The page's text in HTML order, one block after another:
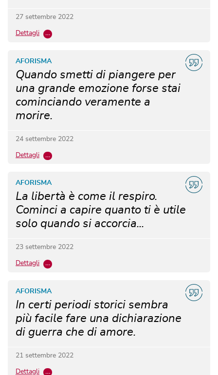
27 settembre 2022
Dettagli …
Quando smetti di piangere per
una grande emozione forse stai
cominciando veramente a
morire.
AFORISMA
24 settembre 2022
Dettagli …
La libertà è come il respiro.
Cominci a capire quanto ti è utile
solo quando si accorcia...
AFORISMA
23 settembre 2022
Dettagli …
In certi periodi storici sembra
più facile fare una dichiarazione
di guerra che di amore.
AFORISMA
21 settembre 2022
Dettagli …